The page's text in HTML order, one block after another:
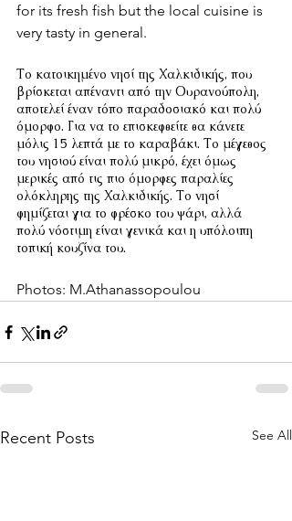
for its fresh fish but the local cuisine is
very tasty in general.
Το κατοικημένο νησί της Χαλκιδικής, που
βρίσκεται απέναντι από την Ουρανούπολη,
αποτελεί έναν τόπο παραδοσιακό και πολύ
όμορφο. Για να το επισκεφθείτε θα κάνετε
μόλις 15 λεπτά με το καραβάκι. Το μέγεθος
του νησιού είναι πολύ μικρό, έχει όμως
μερικές από τις πιο όμορφες παραλίες
ολόκληρης της Χαλκιδικής. Το νησί
φημίζεται για το φρέσκο του ψάρι, αλλά
πολύ νόστιμη είναι γενικά και η υπόλοιπη
τοπική κουζίνα του.
Photos: M.Athanassopoulou
Recent Posts See All